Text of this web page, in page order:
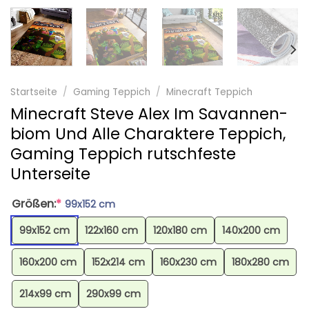
Startseite / Gaming Teppich / Minecraft Teppich
Minecraft Steve Alex Im Savannen-
biom Und Alle Charaktere Teppich,
Gaming Teppich rutschfeste
Unterseite
Größen:* 99x152 cm
99x152 cm
122x160 cm 120x180 cm 140x200 cm
160x200 cm 152x214 cm 160x230 cm 180x280 cm
214x99 cm 290x99 cm